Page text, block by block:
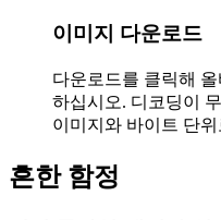
이미지 다운로드
다운로드를 클릭해
하십시오. 디코딩이
이미지와 바이트 단
흔한 함정